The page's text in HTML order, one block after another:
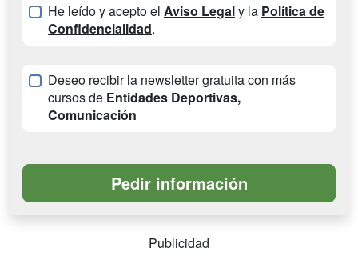
He leído y acepto el Aviso Legaly la Política de
Confidencialidad.
Deseo recibir la newsletter gratuita con más
cursos de Entidades Deportivas,
Comunicación
Publicidad